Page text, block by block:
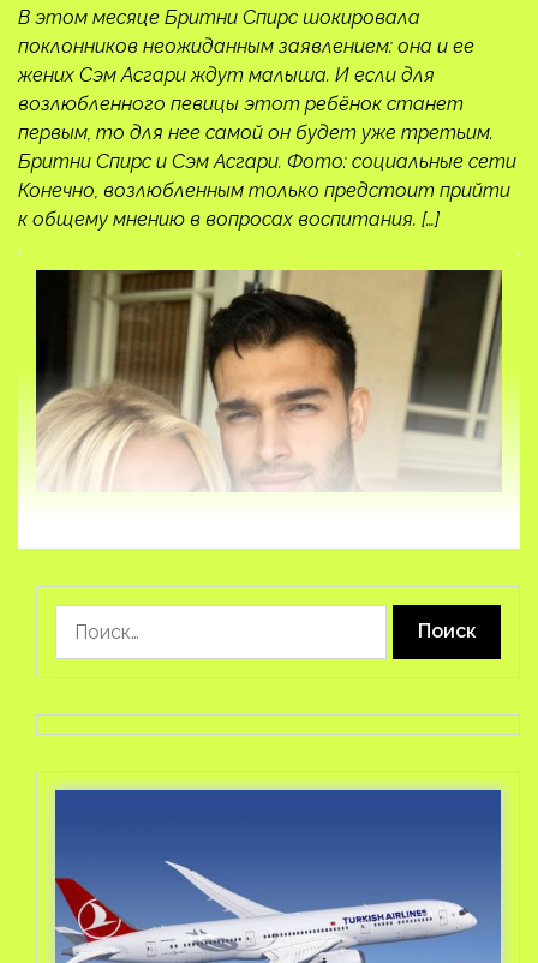
В этом месяце Бритни Спирс шокировала
поклонников неожиданным заявлением: она и ее
жених Сэм Асгари ждут малыша. И если для
возлюбленного певицы этот ребёнок станет
первым, то для нее самой он будет уже третьим.
Бритни Спирс и Сэм Асгари. Фото: социальные сети
Конечно, возлюбленным только предстоит прийти
к общему мнению в вопросах воспитания. […]